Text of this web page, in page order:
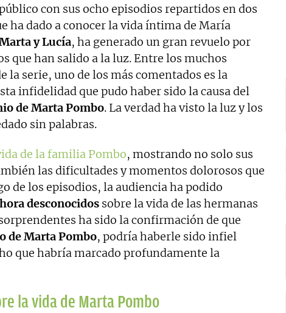
con sus ocho episodios repartidos en dos
ha dado a conocer la vida íntima de María
y Lucía, ha generado un gran revuelo por
que han salido a la luz. Entre los muchos
la serie, uno de los más comentados es la
infidelidad que pudo haber sido la causa del
de Marta Pombo. La verdad ha visto la luz y los
sin palabras.
de la familia Pombo, mostrando no solo sus
las dificultades y momentos dolorosos que
de los episodios, la audiencia ha podido
desconocidos sobre la vida de las hermanas
ha sido la confirmación de que
de Marta Pombo, podría haberle sido infiel
que habría marcado profundamente la
la vida de Marta Pombo